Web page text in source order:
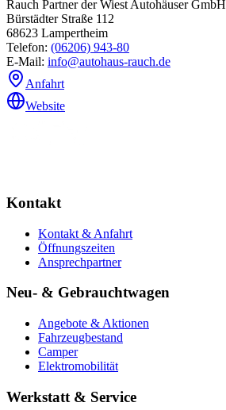
Rauch Partner der Wiest Autohäuser GmbH
Bürstädter Straße 112
68623 Lampertheim
Telefon: (06206) 943-80
E-Mail: info@autohaus-rauch.de
Anfahrt
Website
Kontakt
Kontakt & Anfahrt
Öffnungszeiten
Ansprechpartner
Neu- & Gebrauchtwagen
Angebote & Aktionen
Fahrzeugbestand
Camper
Elektromobilität
Werkstatt & Service